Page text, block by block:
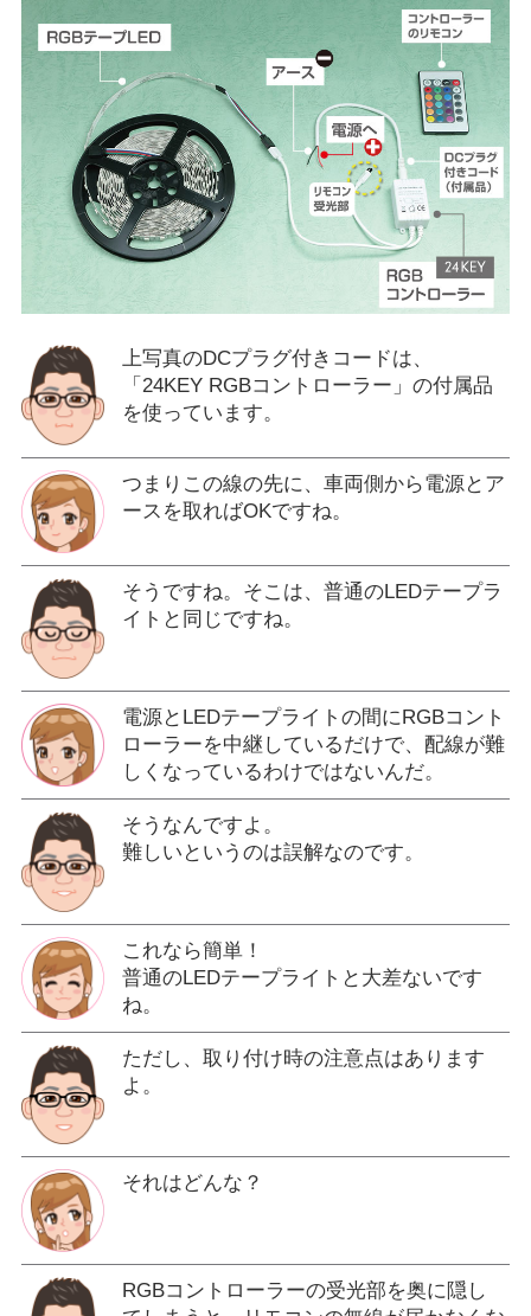
上写真のDCプラグ付きコードは、
「24KEY RGBコントローラー」の付属品
を使っています。
つまりこの線の先に、車両側から電源とア
ースを取ればOKですね。
そうですね。そこは、普通のLEDテープラ
イトと同じですね。
電源とLEDテープライトの間にRGBコント
ローラーを中継しているだけで、配線が難
しくなっているわけではないんだ。
そうなんですよ。
難しいというのは誤解なのです。
これなら簡単！
普通のLEDテープライトと大差ないです
ね。
ただし、取り付け時の注意点はあります
よ。
それはどんな？
RGBコントローラーの受光部を奥に隠し